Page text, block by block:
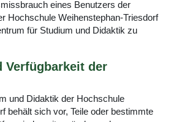
eines Benutzers der
Hochschule Weihenstephan-Triesdorf
für Studium und Didaktik zu
Verfügbarkeit der
und Didaktik der Hochschule
behält sich vor, Teile oder bestimmte